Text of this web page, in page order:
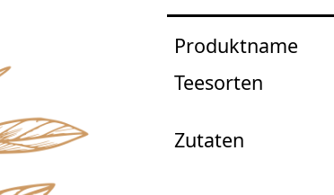
Produktname
Teesorten
Zutaten